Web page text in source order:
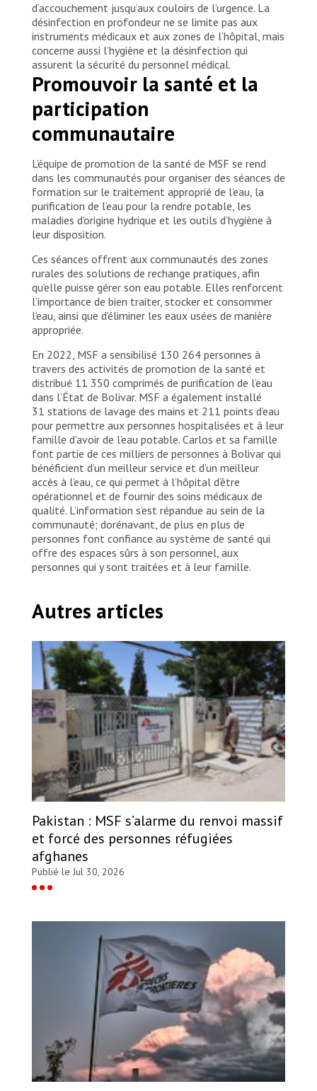
d’accouchement jusqu’aux couloirs de l’urgence. La
désinfection en profondeur ne se limite pas aux
instruments médicaux et aux zones de l’hôpital, mais
concerne aussi l’hygiène et la désinfection qui
assurent la sécurité du personnel médical.
Promouvoir la santé et la
participation
communautaire
L’équipe de promotion de la santé de MSF se rend
dans les communautés pour organiser des séances de
formation sur le traitement approprié de l’eau, la
purification de l’eau pour la rendre potable, les
maladies d’origine hydrique et les outils d’hygiène à
leur disposition.
Ces séances offrent aux communautés des zones
rurales des solutions de rechange pratiques, afin
qu’elle puisse gérer son eau potable. Elles renforcent
l’importance de bien traiter, stocker et consommer
l’eau, ainsi que d’éliminer les eaux usées de manière
appropriée.
En 2022, MSF a sensibilisé 130 264 personnes à
travers des activités de promotion de la santé et
distribué 11 350 comprimés de purification de l’eau
dans l’État de Bolivar. MSF a également installé
31 stations de lavage des mains et 211 points d’eau
pour permettre aux personnes hospitalisées et à leur
famille d’avoir de l’eau potable. Carlos et sa famille
font partie de ces milliers de personnes à Bolivar qui
bénéficient d’un meilleur service et d’un meilleur
accès à l’eau, ce qui permet à l’hôpital d’être
opérationnel et de fournir des soins médicaux de
qualité. L’information s’est répandue au sein de la
communauté; dorénavant, de plus en plus de
personnes font confiance au système de santé qui
offre des espaces sûrs à son personnel, aux
personnes qui y sont traitées et à leur famille.
Autres articles
Pakistan : MSF s’alarme du renvoi massif
et forcé des personnes réfugiées
afghanes
Publié le Jul 30, 2026